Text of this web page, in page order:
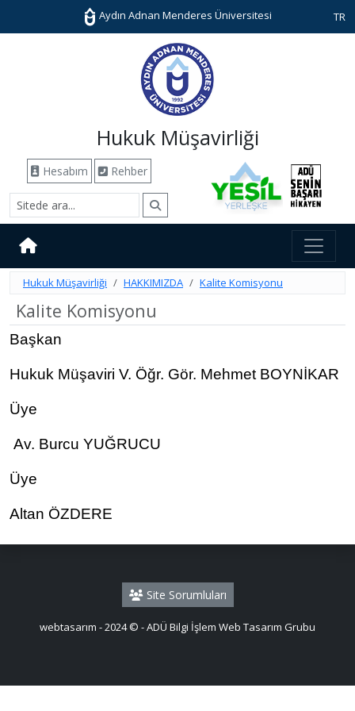
Aydın Adnan Menderes Üniversitesi TR
Hukuk Müşavirliği
Hesabım Rehber
Hukuk Müşavirliği HAKKIMIZDA Kalite Komisyonu
Kalite Komisyonu
Başkan
Hukuk Müşaviri V. Öğr. Gör. Mehmet BOYNİKAR
Üye
Av. Burcu YUĞRUCU
Üye
Altan ÖZDERE
Site Sorumluları
webtasarım - 2024 © - ADÜ Bilgi İşlem Web Tasarım Grubu